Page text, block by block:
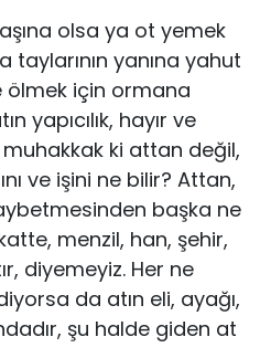
olsa ya ot yemek
taylarının yanına yahut
için ormana
yapıcılık, hayır ve
ki attan değil,
ve işini ne bilir? Attan,
başka ne
menzil, han, şehir,
diyemeyiz. Her ne
da atın eli, ayağı,
şu halde giden at